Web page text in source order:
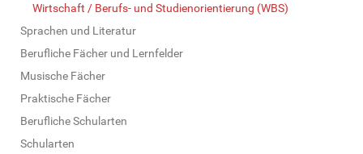
Wirtschaft / Berufs- und Studienorientierung (WBS)
Sprachen und Literatur
Berufliche Fächer und Lernfelder
Musische Fächer
Praktische Fächer
Berufliche Schularten
Schularten